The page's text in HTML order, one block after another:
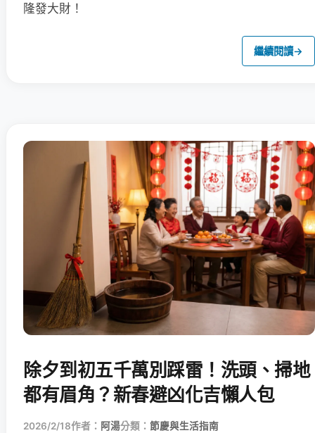
隆發大財！
繼續閱讀→
除夕到初五千萬別踩雷！洗頭、掃地
都有眉角？新春避凶化吉懶人包
2026/2/18作者： 阿湯分類： 節慶與生活指南